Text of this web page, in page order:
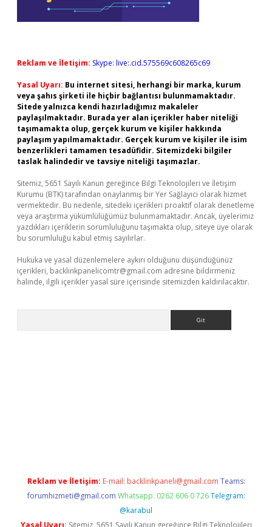
Reklam ve İletişim: Skype: live:.cid.575569c608265c69
Yasal Uyarı: Bu internet sitesi, herhangi bir marka, kurum
veya şahıs şirketi ile hiçbir bağlantısı bulunmamaktadır.
Sitede yalnızca kendi hazırladığımız makaleler
paylaşılmaktadır. Burada yer alan içerikler haber niteliği
taşımamakta olup, gerçek kurum ve kişiler hakkında
paylaşım yapılmamaktadır. Gerçek kurum ve kişiler ile isim
benzerlikleri tamamen tesadüfidir. Sitemizdeki bilgiler
taslak halindedir ve tavsiye niteliği taşımazlar.
Sitemiz, 5651 Sayılı Kanun gereğince Bilgi Teknolojileri ve İletişim
Kurumu (BTK) tarafından onaylanmış bir Yer Sağlayıcı olarak hizmet
vermektedir. Bu nedenle, sitedeki içerikleri proaktif olarak denetleme
veya araştırma yükümlülüğümüz bulunmamaktadır. Ancak, üyelerimiz
yazdıkları içeriklerin sorumluluğunu taşımakta olup, siteye üye olarak
bu sorumluluğu kabul etmiş sayılırlar.
Hukuka ve yasal düzenlemelere aykırı olduğunu düşündüğünüz
içerikleri, backlinkpanelicomtr@gmail.com adresine bildirmeniz
halinde, ilgili içerikler yasal süre içerisinde sitemizden kaldırılacaktır.
Reklam ve İletişim: E-mail: backlinkpaneli@gmail.com Teams:
forumhizmeti@gmail.com Whatsapp: 0262 606 0 726 Telegram:
@karabul
Yasal Uyarı: Sitemiz, 5651 Sayılı Kanun gereğince Bilgi Teknolojileri